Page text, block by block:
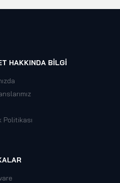
HAKKINDA BILGI
Politikası